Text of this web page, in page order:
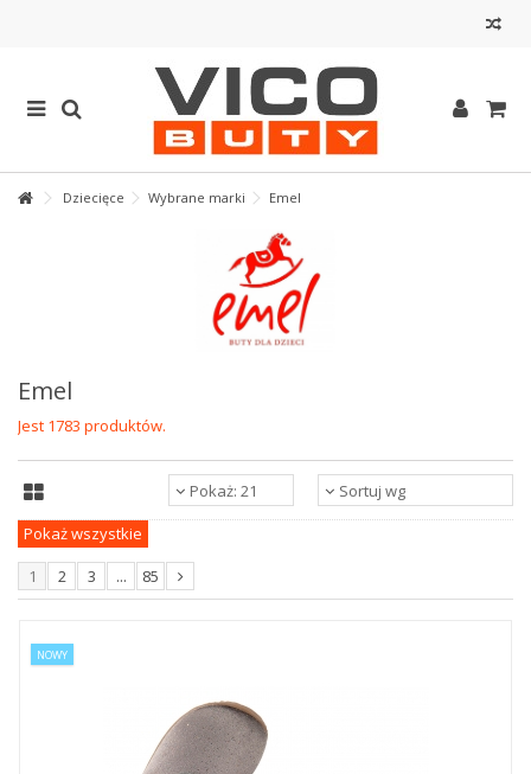
Dziecięce Wybrane marki Emel
Emel
Jest 1783 produktów.
Sortuj wg
Pokaż: 21
Pokaż wszystkie
1
2 3 ... 85
NOWY